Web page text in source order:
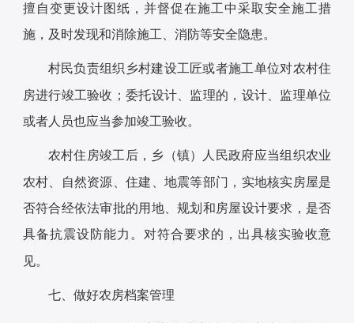
擅自变更设计图纸，并督促在施工中采取安全施工措
施，及时发现和消除施工、消防等安全隐患。
村民负责组织乡村建设工匠或者施工单位对农村住
房进行竣工验收；委托设计、监理的，设计、监理单位
或者人员也应当参加竣工验收。
农村住房竣工后，乡（镇）人民政府应当组织农业
农村、自然资源、住建、地震等部门，实地核实房屋是
否符合经依法审批的用地、规划和房屋设计要求，是否
具备抗震设防能力。对符合要求的，出具核实验收意
见。
七、做好农房档案管理